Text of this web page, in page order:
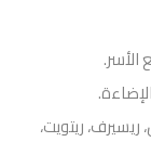
ريسيرف، ريتويت،